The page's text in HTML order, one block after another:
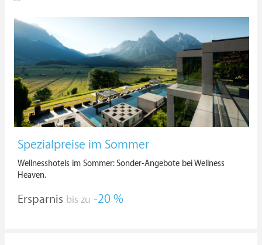
Spezialpreise im Sommer
Wellnesshotels im Sommer: Sonder-Angebote bei Wellness
Heaven.
Ersparnis bis zu -20 %